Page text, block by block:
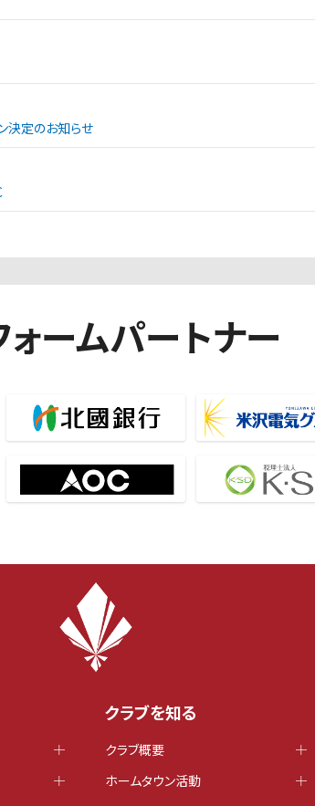
決定のお知らせ
ームパートナー
クラブを知る
クラブ概要
ホームタウン活動